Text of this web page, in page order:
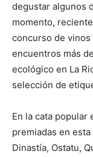
degustar algunos
momento,
concurso de vinos
encuentros más
ecológico en La
selección de
En la cata popular
premiadas en
Dinastía, Ostatu,